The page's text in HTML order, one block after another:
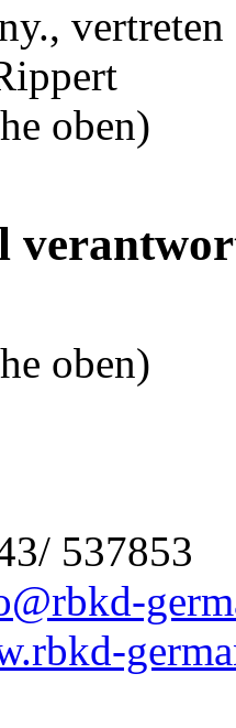
oben)
oben)
537853